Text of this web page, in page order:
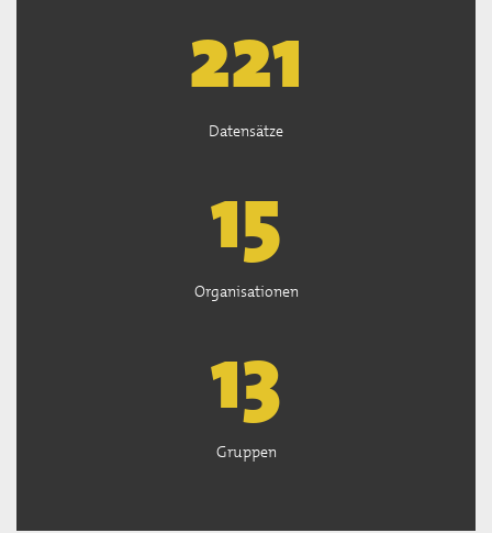
222
Datensätze
15
Organisationen
13
Gruppen